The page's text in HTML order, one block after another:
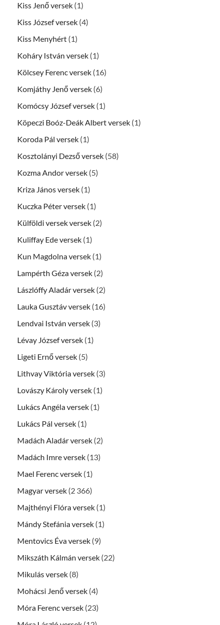
Kiss Jenő versek (1)
Kiss József versek (4)
Kiss Menyhért (1)
Koháry István versek (1)
Kölcsey Ferenc versek (16)
Komjáthy Jenő versek (6)
Komócsy József versek (1)
Köpeczi Boóz-Deák Albert versek (1)
Koroda Pál versek (1)
Kosztolányi Dezső versek (58)
Kozma Andor versek (5)
Kriza János versek (1)
Kuczka Péter versek (1)
Külföldi versek versek (2)
Kuliffay Ede versek (1)
Kun Magdolna versek (1)
Lampérth Géza versek (2)
Lászlóffy Aladár versek (2)
Lauka Gusztáv versek (16)
Lendvai István versek (3)
Lévay József versek (1)
Ligeti Ernő versek (5)
Lithvay Viktória versek (3)
Lovászy Károly versek (1)
Lukács Angéla versek (1)
Lukács Pál versek (1)
Madách Aladár versek (2)
Madách Imre versek (13)
Mael Ferenc versek (1)
Magyar versek (2 366)
Majthényi Flóra versek (1)
Mándy Stefánia versek (1)
Mentovics Éva versek (9)
Mikszáth Kálmán versek (22)
Mikulás versek (8)
Mohácsi Jenő versek (4)
Móra Ferenc versek (23)